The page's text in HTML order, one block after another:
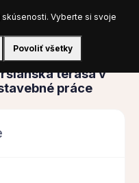
Prihlásiť sa
terasa v
práce
Vyberte si svoje
Povoliť všetky